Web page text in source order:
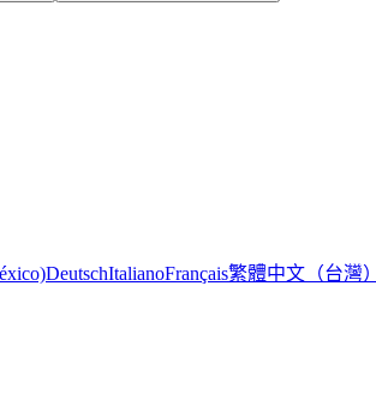
DeutschItalianoFrançais繁體中文（台灣）